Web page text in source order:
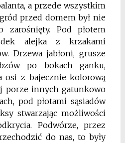
a przede wszystkim
przed domem był nie
zarośnięty. Pod płotem
alejka z krzakami
Drzewa jabłoni, grusze
po bokach ganku,
osi z bajecznie kolorową
porze innych gatunkowo
pod płotami sąsiadów
stwarzając możliwości
Podwórze, przez
do nas, to były